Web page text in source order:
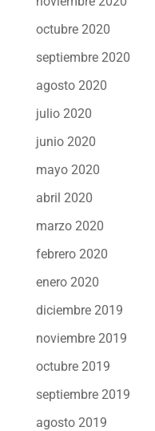
octubre 2020
septiembre 2020
agosto 2020
julio 2020
junio 2020
mayo 2020
abril 2020
marzo 2020
febrero 2020
enero 2020
diciembre 2019
noviembre 2019
octubre 2019
septiembre 2019
agosto 2019